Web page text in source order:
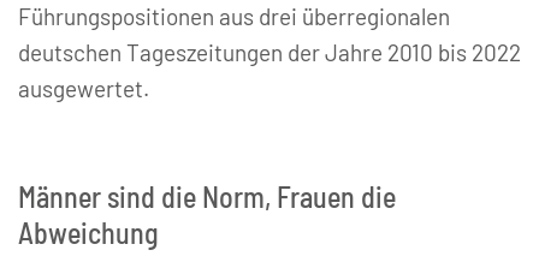
Führungspositionen aus drei überregionalen
deutschen Tageszeitungen der Jahre 2010 bis 2022
ausgewertet.
Männer sind die Norm, Frauen die
Abweichung